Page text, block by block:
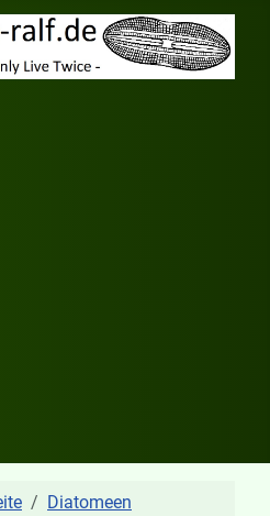
Diatomeen